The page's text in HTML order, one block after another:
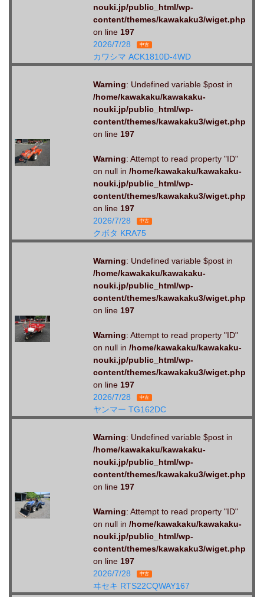
nouki.jp/public_html/wp-
content/themes/kawakaku3/wiget.php
on line 197
2026/7/28
中古
カワシマ ACK1810D-4WD
Warning: Undefined variable $post in
/home/kawakaku/kawakaku-
nouki.jp/public_html/wp-
content/themes/kawakaku3/wiget.php
on line 197
Warning: Attempt to read property "ID"
on null in /home/kawakaku/kawakaku-
nouki.jp/public_html/wp-
content/themes/kawakaku3/wiget.php
on line 197
2026/7/28
中古
クボタ KRA75
Warning: Undefined variable $post in
/home/kawakaku/kawakaku-
nouki.jp/public_html/wp-
content/themes/kawakaku3/wiget.php
on line 197
Warning: Attempt to read property "ID"
on null in /home/kawakaku/kawakaku-
nouki.jp/public_html/wp-
content/themes/kawakaku3/wiget.php
on line 197
2026/7/28
中古
ヤンマー TG162DC
Warning: Undefined variable $post in
/home/kawakaku/kawakaku-
nouki.jp/public_html/wp-
content/themes/kawakaku3/wiget.php
on line 197
Warning: Attempt to read property "ID"
on null in /home/kawakaku/kawakaku-
nouki.jp/public_html/wp-
content/themes/kawakaku3/wiget.php
on line 197
2026/7/28
中古
ヰセキ RTS22CQWAY167